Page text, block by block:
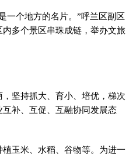
一个地方的名片。”呼兰区副区
多个景区串珠成链，举办文旅
坚持抓大、育小、培优，梯次
补、互促、互融协同发展态
玉米、水稻、谷物等。为进一